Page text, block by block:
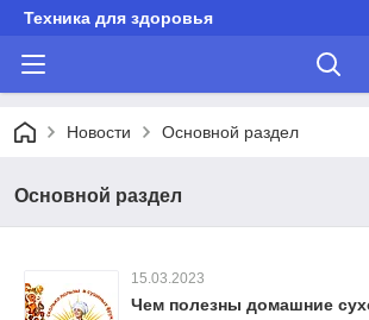
Техника для здоровья
Новости Основной раздел
Основной раздел
15.03.2023
Чем полезны домашние